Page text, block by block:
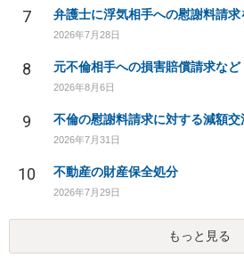
7 弁護士に浮気相手への慰謝料請
2026年7月28日
8 元不倫相手への損害賠償請求など
2026年8月6日
9 不倫の慰謝料請求に対する減額
2026年7月31日
10 不動産の財産保全処分
2026年7月29日
もっと見る